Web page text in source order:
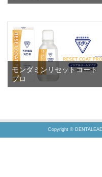
モンダミンリセットコート
プロ
Copyright ©